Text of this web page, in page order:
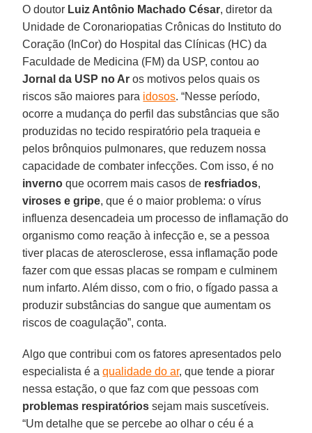
O doutor Luiz Antônio Machado César, diretor da
Unidade de Coronariopatias Crônicas do Instituto do
Coração (InCor) do Hospital das Clínicas (HC) da
Faculdade de Medicina (FM) da USP, contou ao
Jornal da USP no Ar os motivos pelos quais os
riscos são maiores para idosos. “Nesse período,
ocorre a mudança do perfil das substâncias que são
produzidas no tecido respiratório pela traqueia e
pelos brônquios pulmonares, que reduzem nossa
capacidade de combater infecções. Com isso, é no
inverno que ocorrem mais casos de resfriados,
viroses e gripe, que é o maior problema: o vírus
influenza desencadeia um processo de inflamação do
organismo como reação à infecção e, se a pessoa
tiver placas de aterosclerose, essa inflamação pode
fazer com que essas placas se rompam e culminem
num infarto. Além disso, com o frio, o fígado passa a
produzir substâncias do sangue que aumentam os
riscos de coagulação”, conta.
Algo que contribui com os fatores apresentados pelo
especialista é aqualidade do ar, que tende a piorar
nessa estação, o que faz com que pessoas com
problemas respiratórios sejam mais suscetíveis.
“Um detalhe que se percebe ao olhar o céu é a